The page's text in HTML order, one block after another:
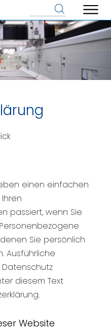
einen einfachen
passiert, wenn Sie
Sie persönlich
Ausführliche
diesem Text
Website